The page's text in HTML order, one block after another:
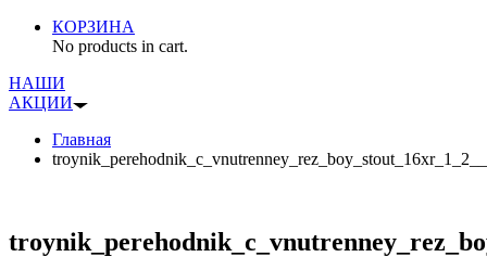
КОРЗИНА
No products in cart.
НАШИ
АКЦИИ
Главная